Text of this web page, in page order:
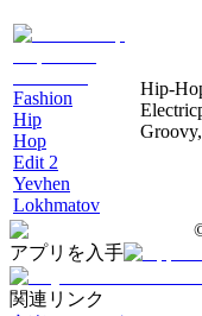
Fashion
Hip
Hop
Edit 2
Yevhen
Lokhmatov
Hip-
アプリを入手
関連リンク